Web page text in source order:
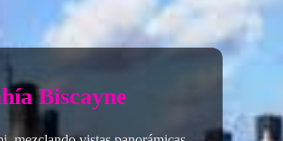
Biscayne